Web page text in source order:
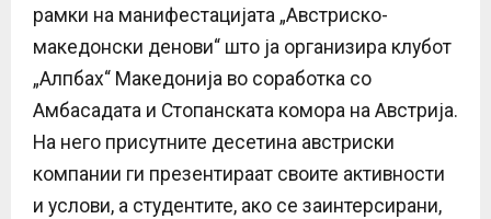
рамки на манифестацијата „Австриско-
македонски денови“ што ја организира клубот
„Алпбах“ Македонија во соработка со
Амбасадата и Стопанската комора на Австрија.
На него присутните десетина австриски
компании ги презентираат своите активности
и услови, а студентите, ако се заинтерсирани,